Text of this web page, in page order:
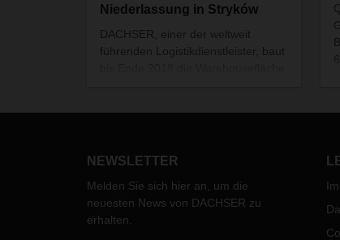
Niederlassung in Stryków
DACHSER, einer der weltweit
führenden Logistikdienstleister, baut
bereits im vierten Quartal 2017 in
NEWSLETTER
Melden Sie sich hier an, um die
neuesten News von DACHSER zu
erhalten.